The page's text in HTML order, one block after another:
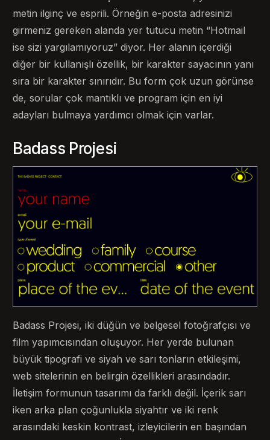
metin ilginç ve esprili. Örneğin e-posta adresinizi
girmeniz gereken alanda yer tutucu metin “Hotmail
ise sizi yargılamıyoruz” diyor. Her alanın içerdiği
diğer bir kullanışlı özellik, bir karakter sayacının yanı
sıra bir karakter sınırıdır. Bu form çok uzun görünse
de, sorular çok mantıklı ve program için en iyi
adayları bulmaya yardımcı olmak için varlar.
Badass Projesi
Badass Projesi, iki düğün ve belgesel fotoğrafçısı ve
film yapımcısından oluşuyor. Her yerde bulunan
büyük tipografi ve siyah ve sarı tonların etkileşimi,
web sitelerinin en belirgin özellikleri arasındadır.
İletişim formunun tasarımı da farklı değil. İçerik sarı
iken arka plan çoğunlukla siyahtır ve iki renk
arasındaki keskin kontrast, izleyicilerin en başından